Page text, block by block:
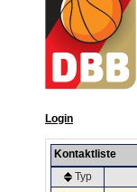
Login
Kontaktliste
Typ